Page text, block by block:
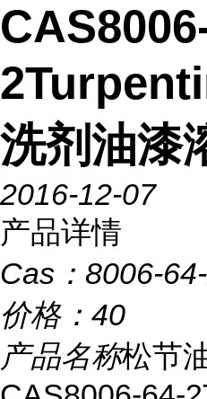
洗剂油漆
2016-12-07
产品详情
Cas： 8006-
价格： 40
产品名称松节